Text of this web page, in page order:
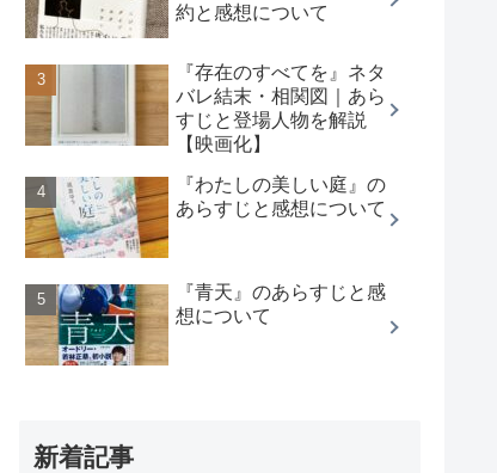
約と感想について
『存在のすべてを』ネタ
バレ結末・相関図｜あら
すじと登場人物を解説
【映画化】
『わたしの美しい庭』の
あらすじと感想について
『青天』のあらすじと感
想について
新着記事